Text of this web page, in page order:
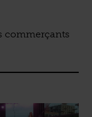
commerçants